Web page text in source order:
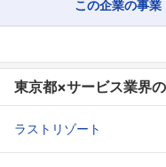
この企業の事
東京都×サービス業界
ラストリゾート